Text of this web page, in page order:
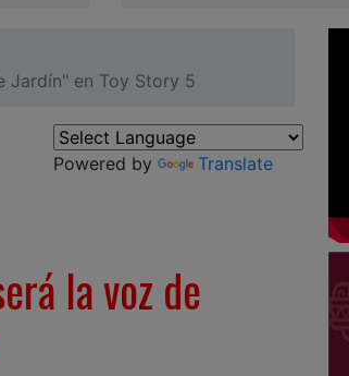
Jardín" en Toy Story 5
Powered by
Translate
la voz de